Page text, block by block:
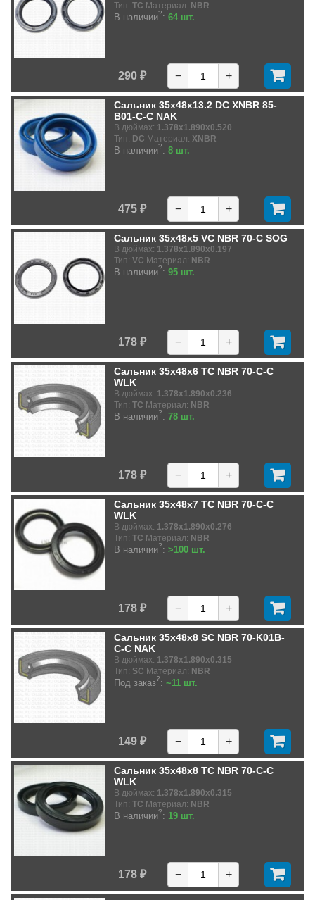
Тип: TC Материал: NBR
В наличии?: 64 шт.
290 ₽ − +
Сальник 35x48x13.2 DC XNBR 85-
B01-C-C NAK
В дюймах: 1.378x1.890x0.520
Тип: DC Материал: XNBR
В наличии?: 8 шт.
475 ₽ − +
Сальник 35x48x5 VC NBR 70-C SOG
В дюймах: 1.378x1.890x0.197
Тип: VC Материал: NBR
В наличии?: 95 шт.
178 ₽ − +
Сальник 35x48x6 TC NBR 70-C-C
WLK
В дюймах: 1.378x1.890x0.236
Тип: TC Материал: NBR
В наличии?: 78 шт.
178 ₽ − +
Сальник 35x48x7 TC NBR 70-C-C
WLK
В дюймах: 1.378x1.890x0.276
Тип: TC Материал: NBR
В наличии?: >100 шт.
178 ₽ − +
Сальник 35x48x8 SC NBR 70-K01B-
C-C NAK
В дюймах: 1.378x1.890x0.315
Тип: SC Материал: NBR
Под заказ?: ~11 шт.
149 ₽ − +
Сальник 35x48x8 TC NBR 70-C-C
WLK
В дюймах: 1.378x1.890x0.315
Тип: TC Материал: NBR
В наличии?: 19 шт.
178 ₽ − +